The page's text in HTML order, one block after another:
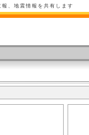
、地震情報を共有します